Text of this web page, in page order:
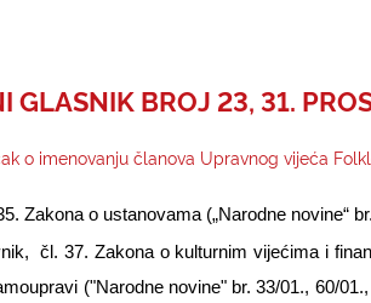
GLASNIK BROJ 23, 31.
o imenovanju članova Upravnog vijeća
Zakona o ustanovama („Narodne novine“
čl. 37. Zakona o kulturnim vijećima i
("Narodne novine" br. 33/01., 60/